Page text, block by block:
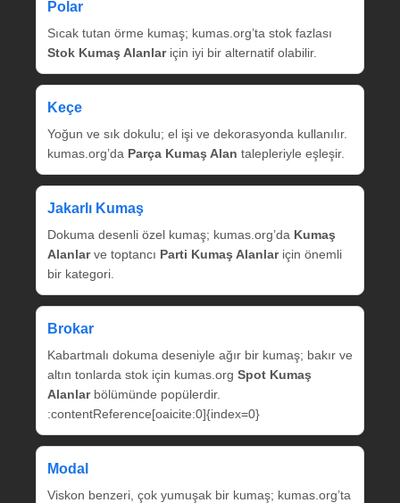
Polar
Sıcak tutan örme kumaş; kumas.org’ta stok fazlası
Stok Kumaş Alanlariçin iyi bir alternatif olabilir.
Keçe
Yoğun ve sık dokulu; el işi ve dekorasyonda kullanılır.
kumas.org’da Parça Kumaş Alan talepleriyle eşleşir.
Jakarlı Kumaş
Dokuma desenli özel kumaş; kumas.org’da Kumaş
Alanlarve toptancı Parti Kumaş Alanlariçin önemli
bir kategori.
Brokar
Kabartmalı dokuma deseniyle ağır bir kumaş; bakır ve
altın tonlarda stok için kumas.org Spot Kumaş
Alanlarbölümünde popülerdir.
:contentReference[oaicite:0]{index=0}
Modal
Viskon benzeri, çok yumuşak bir kumaş; kumas.org’ta